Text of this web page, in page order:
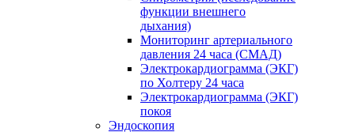
функции внешнего
дыхания)
Мониторинг артериального
давления 24 часа (СМАД)
Электрокардиограмма (ЭКГ)
по Холтеру 24 часа
Электрокардиограмма (ЭКГ)
покоя
Эндоскопия